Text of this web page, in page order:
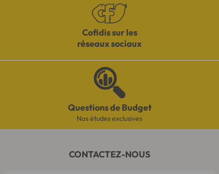
Cofidis sur les
réseaux sociaux
Questions de Budget
Nos études exclusives
CONTACTEZ-NOUS